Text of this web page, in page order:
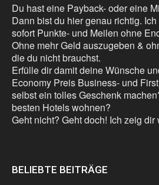
Du hast eine Payback- oder eine
Dann bist du hier genau richtig.
sofort Punkte- und Meilen ohne
Ohne mehr Geld auszugeben &
die du nicht brauchst.
Erfülle dir damit deine Wünsche
Economy Preis Business- und
selbst ein tolles Geschenk
besten Hotels wohnen?
Geht nicht? Geht doch! Ich zeig dir
BELIEBTE BEITRÄGE